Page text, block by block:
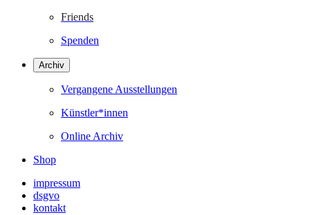
Friends
Spenden
Archiv
Vergangene Ausstellungen
Künstler*innen
Online Archiv
Shop
impressum
dsgvo
kontakt